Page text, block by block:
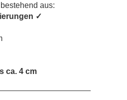
aus:
✓
ca. 4 cm